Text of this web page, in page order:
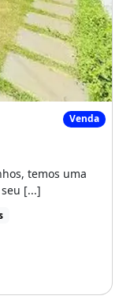
Venda
temos uma
[...]